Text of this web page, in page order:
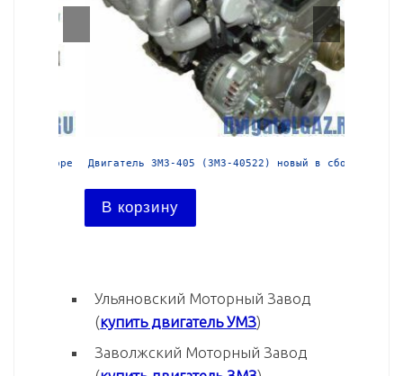
Двигатель ЗМЗ-405 (ЗМЗ-40522) новый в сборе
В корзину
Ульяновский Моторный Завод
(купить двигатель УМЗ)
Заволжский Моторный Завод